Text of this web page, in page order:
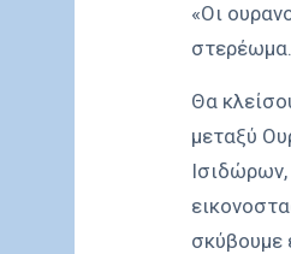
«Οι
Θα
μεταξύ
σκύβουμε